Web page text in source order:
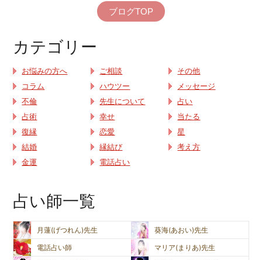
ブログTOP
カテゴリー
お悩みの方へ ご相談
その他
コラム
ハウツー
メッセージ
不倫
先生について
占い
占術
幸せ
当たる
復縁
恋愛
星
結婚
縁結び
考え方
金運
電話占い
占い師一覧
月蓮(げつれん)先生
葵海(あおい)先生
電話占い師
マリア(まりあ)先生